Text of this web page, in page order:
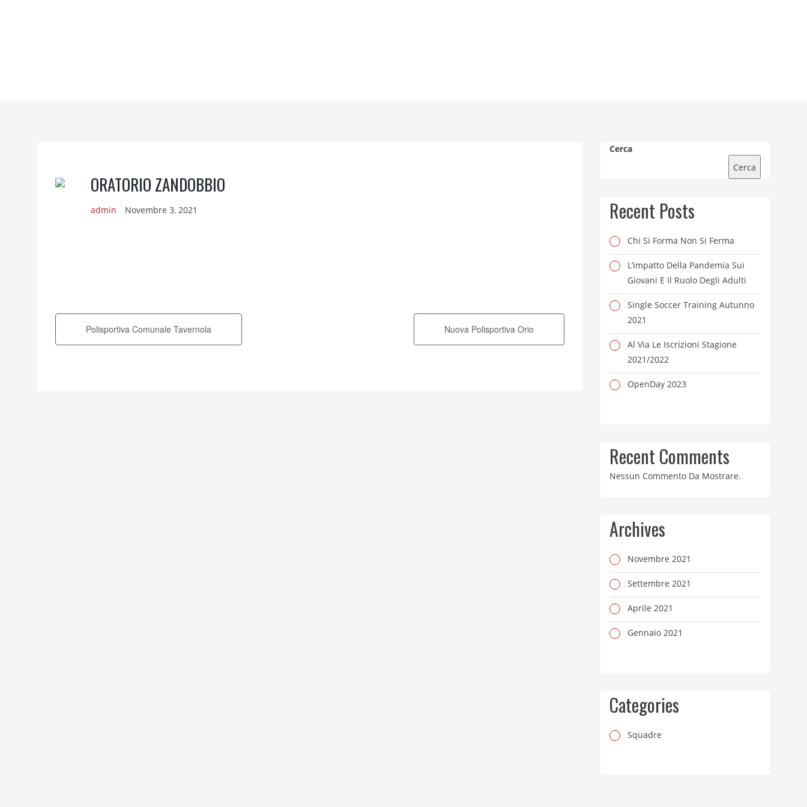
ORATORIO ZANDOBBIO
admin Novembre 3, 2021
articoliPolisportiva Comunale Tavernola Nuova Polisportiva Orio
Cerca
Cerca
Recent Posts
Chi Si Forma Non Si Ferma
L’impatto Della Pandemia Sui
Giovani E Il Ruolo Degli Adulti
Single Soccer Training Autunno
2021
Al Via Le Iscrizioni Stagione
2021/2022
OpenDay 2023
Recent Comments
Nessun Commento Da Mostrare.
Archives
Novembre 2021
Settembre 2021
Aprile 2021
Gennaio 2021
Categories
Squadre